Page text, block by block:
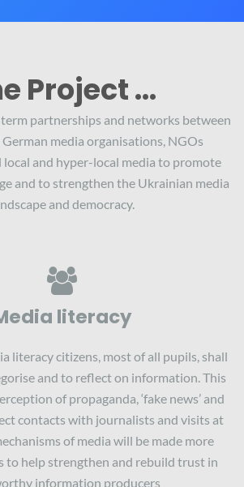
Project ...
term partnerships and networks between
media organisations, NGOs
local and hyper-local media to promote
and to strengthen the Ukrainian media
and democracy.
literacy
literacy citizens, most of all pupils, shall
and to reflect on information. This
of propaganda, ‘fake news’ and
contacts with journalists and visits at
of media will be made more
to help strengthen and rebuild trust in
information producers